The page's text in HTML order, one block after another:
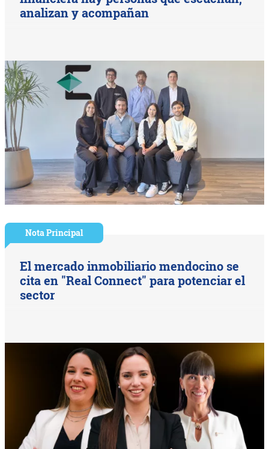
analizan y acompañan
Nota Principal
El mercado inmobiliario mendocino se
cita en "Real Connect" para potenciar el
sector